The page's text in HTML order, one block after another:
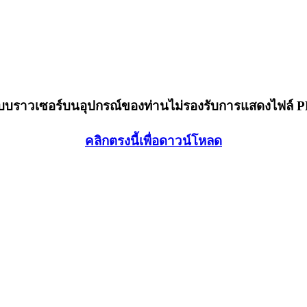
บราวเซอร์บนอุปกรณ์ของท่านไม่รองรับการแสดงไฟล์
คลิกตรงนี้เพื่อดาวน์โหลด